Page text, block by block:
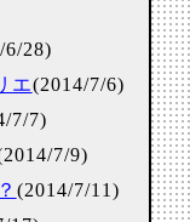
6/28)
エ(2014/7/6)
7/7)
7/9)
(2014/7/11)